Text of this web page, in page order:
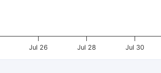
Jul 26 Jul 28 Jul 30